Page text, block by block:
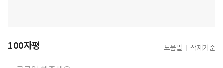
100자평 도움말 삭제기준